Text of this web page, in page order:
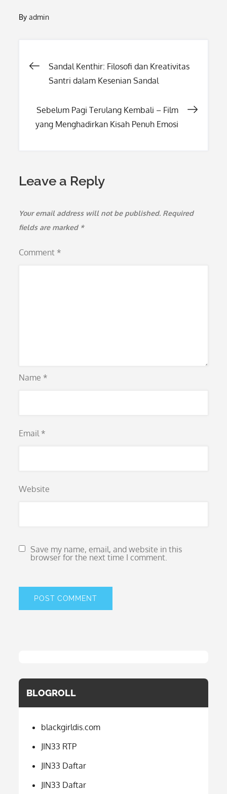
Byadmin
Post
Sandal Kenthir: Filosofi dan Kreativitas
Santri dalam Kesenian Sandal
Sebelum Pagi Terulang Kembali – Film
yang Menghadirkan Kisah Penuh Emosi
Leave a Reply
Your email address will not be published. Required
fields are marked *
Comment *
Name *
Email *
Website
Save my name, email, and website in this
browser for the next time I comment.
BLOGROLL
blackgirldis.com
JIN33 RTP
JIN33 Daftar
JIN33 Daftar